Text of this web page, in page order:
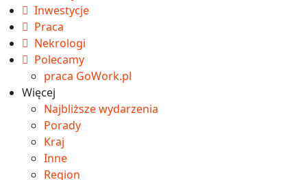
Inwestycje
Praca
Nekrologi
Polecamy
praca GoWork.pl
Więcej
Najbliższe wydarzenia
Porady
Kraj
Inne
Region